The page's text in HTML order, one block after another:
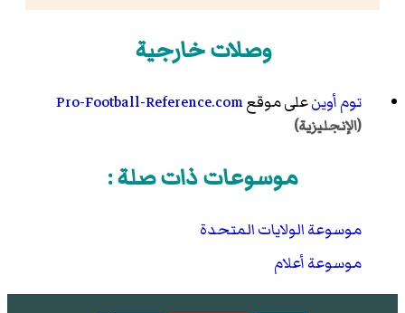
وصلات خارجية
توم أوينعلى موقعPro-Football-Reference.com
(الإنجليزية)
موسوعات ذات صلة :
موسوعة الولايات المتحدة
موسوعة أعلام